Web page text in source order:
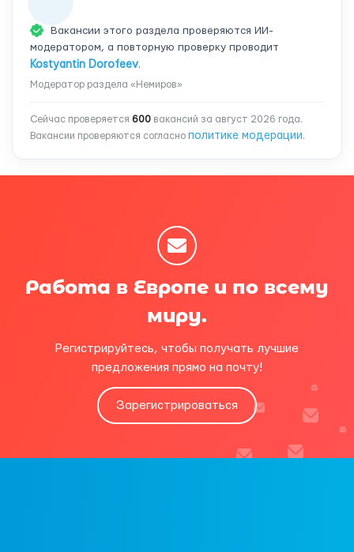
Вакансии этого раздела проверяются ИИ-
модератором, а повторную проверку проводит
Kostyantin Dorofeev.
Модератор раздела «Немиров»
Сейчас проверяется 600 вакансий за август 2026 года.
Вакансии проверяются согласно политике модерации.
Работа в Европе и по всему
миру.
Регистрируйтесь, чтобы получать лучшие
предложения прямо на почту!
Зарегистрироваться